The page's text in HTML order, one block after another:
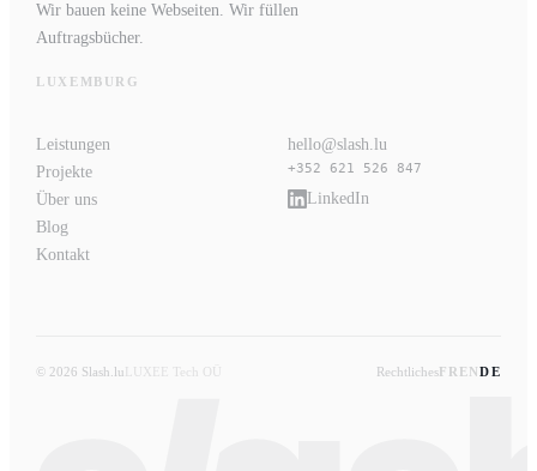
Wir bauen keine Webseiten. Wir füllen
Auftragsbücher.
LUXEMBURG
Leistungen
Projekte
Über uns
Blog
Kontakt
hello@slash.lu
+352 621 526 847
LinkedIn
© 2026 Slash.lu LUXEE Tech OÜ Rechtliches FR ENDE